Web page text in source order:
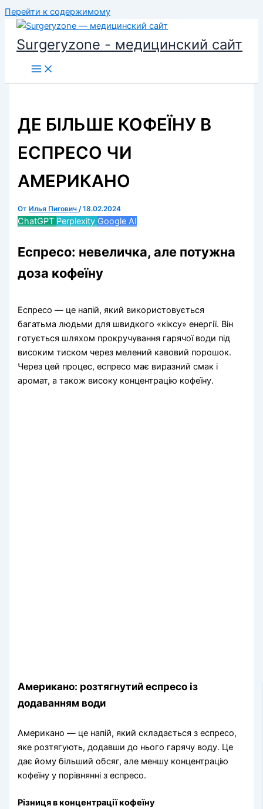
Перейти к содержимому
Surgeryzone - медицинский сайт
ДЕ БІЛЬШЕ КОФЕЇНУ В
ЕСПРЕСО ЧИ
АМЕРИКАНО
От Илья Пигович/18.02.2024
ChatGPT Perplexity Google AI
Еспресо: невеличка, але потужна
доза кофеїну
Еспресо — це напій, який використовується
багатьма людьми для швидкого «кіксу» енергії. Він
готується шляхом прокручування гарячої води під
високим тиском через мелений кавовий порошок.
Через цей процес, еспресо має виразний смак і
аромат, а також високу концентрацію кофеїну.
Американо: розтягнутий еспресо із
додаванням води
Американо — це напій, який складається з еспресо,
яке розтягують, додавши до нього гарячу воду. Це
дає йому більший обсяг, але меншу концентрацію
кофеїну у порівнянні з еспресо.
Різниця в концентрації кофеїну